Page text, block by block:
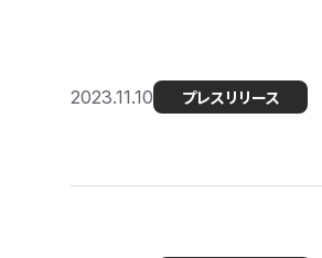
2023.11.10 プレスリリース